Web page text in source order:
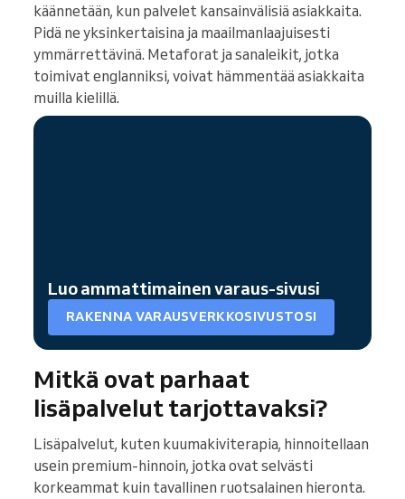
käännetään, kun palvelet kansainvälisiä asiakkaita.
Pidä ne yksinkertaisina ja maailmanlaajuisesti
ymmärrettävinä. Metaforat ja sanaleikit, jotka
toimivat englanniksi, voivat hämmentää asiakkaita
muilla kielillä.
Luo ammattimainen varaus-sivusi
RAKENNA VARAUSVERKKOSIVUSTOSI
Mitkä ovat parhaat
lisäpalvelut tarjottavaksi?
Lisäpalvelut, kuten kuumakiviterapia, hinnoitellaan
usein premium-hinnoin, jotka ovat selvästi
korkeammat kuin tavallinen ruotsalainen hieronta.